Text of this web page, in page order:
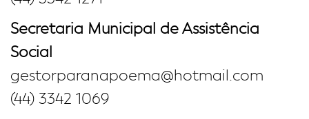
Secretaria Municipal de Assistência
Social
gestorparanapoema@hotmail.com
(44) 3342 1069